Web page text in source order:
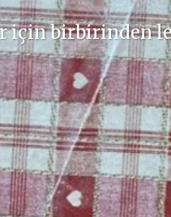
için birbirinden